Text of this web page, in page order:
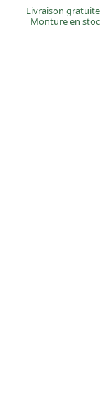
Livraison
Monture en